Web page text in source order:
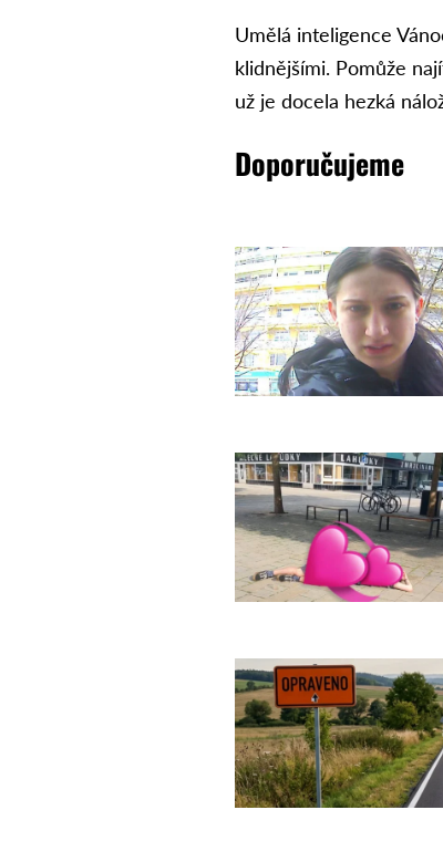
Umělá inteligence
klidnějšími. Pomůže
už je docela hezká
Doporučujeme